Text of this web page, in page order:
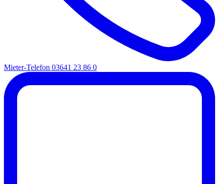
Mieter-Telefon 03641 23 86 0